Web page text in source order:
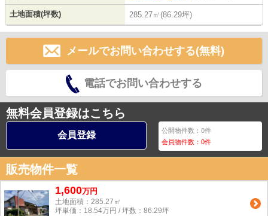
土地面積(坪数) 285.27㎡(86.29坪)
メールでお問い合わせする(無料)
電話でお問い合わせする
無料会員登録はこちら
会員登録 公開物件数：0件
会員物件数：0件
販売物件一覧
1,600万円
土地面積：285.27㎡
坪単価：18.54万円 / 坪数：86.29坪